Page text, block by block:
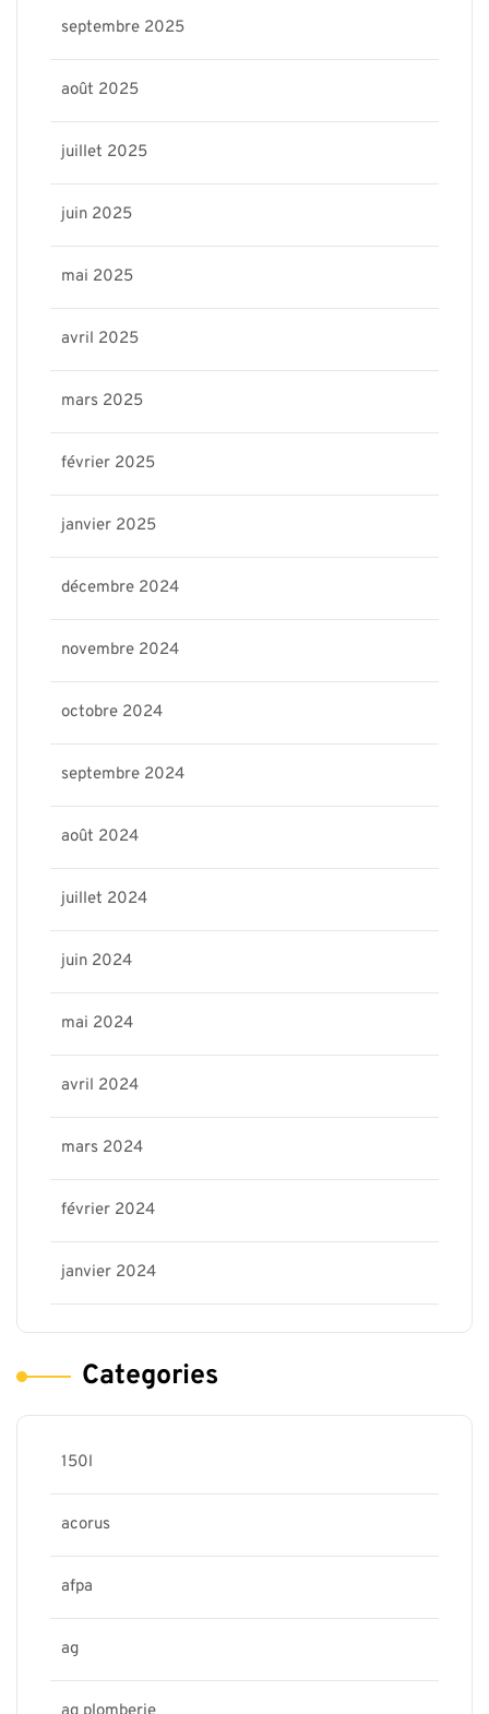
septembre 2025
août 2025
juillet 2025
juin 2025
mai 2025
avril 2025
mars 2025
février 2025
janvier 2025
décembre 2024
novembre 2024
octobre 2024
septembre 2024
août 2024
juillet 2024
juin 2024
mai 2024
avril 2024
mars 2024
février 2024
janvier 2024
Categories
150l
acorus
afpa
ag